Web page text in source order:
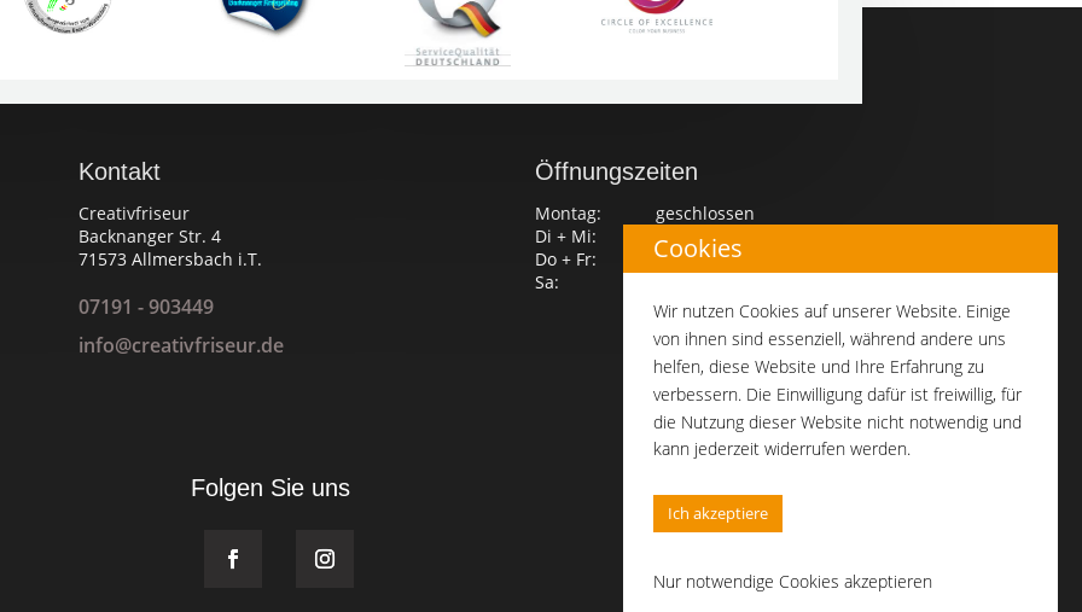
Kontakt
Creativfriseur
Backnanger Str. 4
71573 Allmersbach i.T.
07191 - 903449
info@creativfriseur.de
Öffnungszeiten
Montag:
geschlossen
Di + Mi:
8.30 – 20.00 Uhr
Do + Fr:
7.00 – 20.00 Uhr
Sa:
Folgen Sie uns
Cookies
Wir nutzen Cookies auf unserer Website. Einige
von ihnen sind essenziell, während andere uns
helfen, diese Website und Ihre Erfahrung zu
verbessern. Die Einwilligung dafür ist freiwillig, für
die Nutzung dieser Website nicht notwendig und
kann jederzeit widerrufen werden.
Ich akzeptiere
Nur notwendige Cookies akzeptieren